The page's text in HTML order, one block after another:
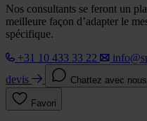
Nos consultants se feront un
meilleure façon d’adapter le
spécifique.
+31 10 433 33 22
devis
Chattez avec nous
Favori